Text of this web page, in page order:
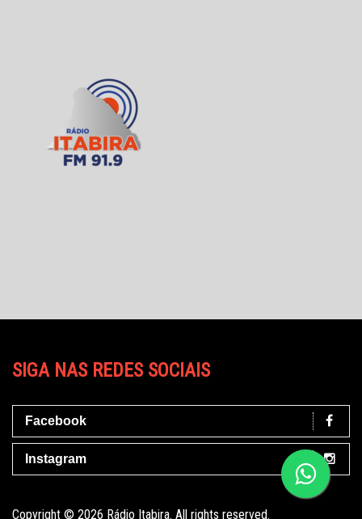
SIGA NAS REDES SOCIAIS
Facebook
Instagram
Copyright © 2026 Rádio Itabira. All rights reserved.